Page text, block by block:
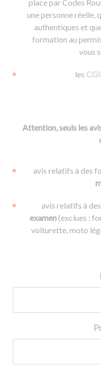
place par Codes
une personne réelle,
authentiques et
formation au
vous
les
Attention, seuls les
avis relatifs à des
avis relatifs à
examen(exclues :
voiturette, moto